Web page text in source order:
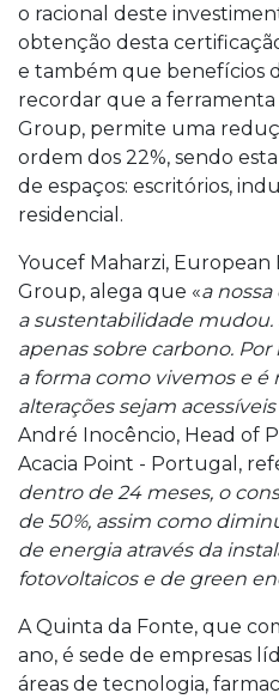
o racional deste
obtenção desta
e também que benefícios
recordar que a ferramenta
Group, permite uma
ordem dos 22%, sendo
de espaços: escritórios,
residencial.
Youcef Maharzi, European
Group, alega que «a
a sustentabilidade
apenas sobre carbono.
a forma como vivemos e é
alterações sejam
André Inocêncio, Head of
Acacia Point - Portugal,
dentro de 24 meses, o
de 50%, assim como
de energia através da
fotovoltaicos e de green
A Quinta da Fonte, que
ano, é sede de empresas
áreas de tecnologia,